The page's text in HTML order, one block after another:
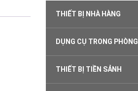
THIẾT BỊ NHÀ HÀNG
DỤNG CỤ TRONG PHÒNG
THIẾT BỊ TIỀN SẢNH